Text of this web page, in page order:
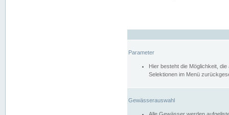
Parameter
Hier besteht die Möglichkeit,
Selektionen im Menü
Gewässerauswahl